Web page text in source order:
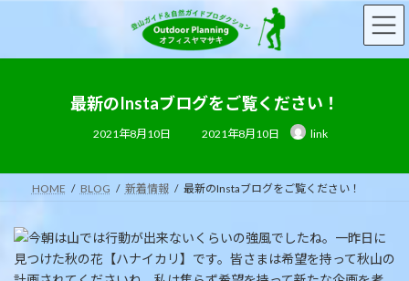
ン
プ
ー
動
最新のInstaブログをご覧ください！
2021年8月10日
終
時
:
2021年8月10日 link
HOME BLOG 新着情報 最新のInstaブログをご覧ください！